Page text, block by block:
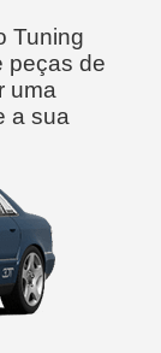
Tuning
peças de
uma
a sua